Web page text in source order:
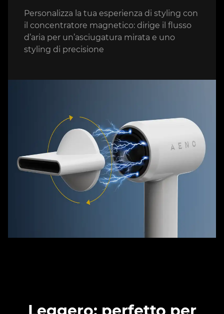
Personalizza la tua esperienza di styling con
il concentratore magnetico: dirige il flusso
d’aria per un’asciugatura mirata e uno
styling di precisione